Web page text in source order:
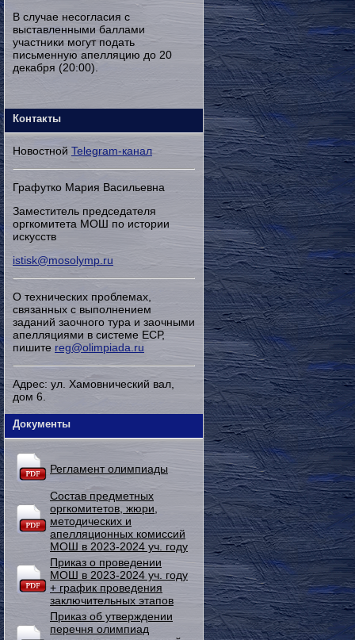
В случае несогласия с
выставленными баллами
участники могут подать
письменную апелляцию до 20
декабря (20:00).
Контакты
Новостной Telegram-канал
Графутко Мария Васильевна
Заместитель председателя
оргкомитета МОШ по истории
искусств
istisk@mosolymp.ru
О технических проблемах,
связанных с выполнением
заданий заочного тура и заочными
апелляциями в системе ЕСР,
пишите reg@olimpiada.ru
Адрес: ул. Хамовнический вал,
дом 6.
Документы
Регламент олимпиады
Состав предметных
оргкомитетов, жюри,
методических и
апелляционных комиссий
МОШ в 2023-2024 уч. году
Приказ о проведении
МОШ в 2023-2024 уч. году
+ график проведения
заключительных этапов
Приказ об утверждении
перечня олимпиад